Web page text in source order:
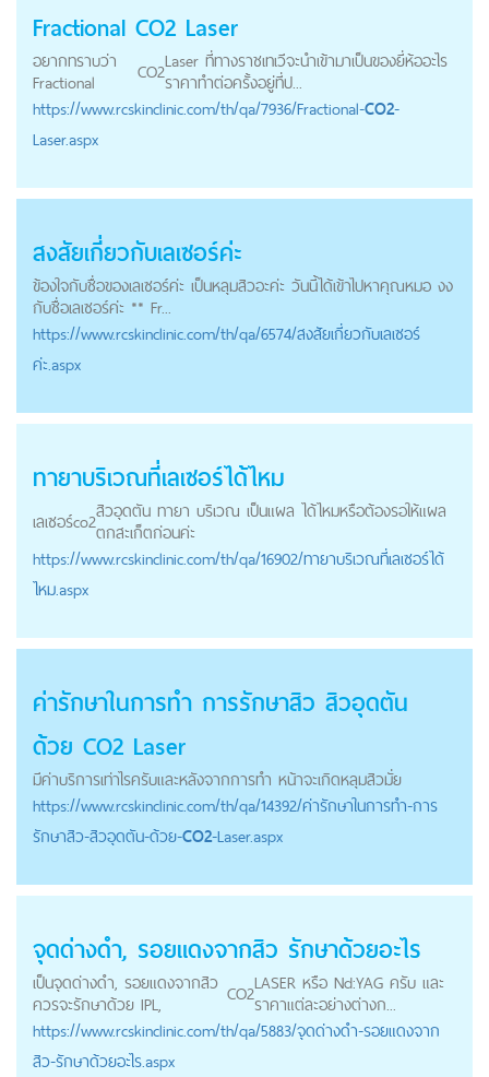
Fractional CO2 Laser
อยากทราบว่า
Fractional
CO2Laser ที่ทางราชเทเวีจะนำเข้ามาเป็นของยี่ห้ออะไร
ราคาทำต่อครั้งอยู่ที่ป...
https://www.rcskinclinic.com/th/qa/7936/Fractional-CO2-
Laser.aspx
สงสัยเกี่ยวกับเลเซอร์ค่ะ
ข้องใจกับชื่อของเลเซอร์ค่ะ เป็นหลุมสิวอะค่ะ วันนี้ได้เข้าไปหาคุณหมอ งง
กับชื่อเลเซอร์ค่ะ ** Fr...
https://www.rcskinclinic.com/th/qa/6574/สงสัยเกี่ยวกับเลเซอร์
ค่ะ.aspx
ทายาบริเวณที่เลเซอร์ได้ไหม
เลเซอร์co2สิวอุดตัน ทายา บริเวณ เป็นแผล ได้ไหมหรือต้องรอให้แผล
ตกสะเก็ตก่อนค่ะ
https://www.rcskinclinic.com/th/qa/16902/ทายาบริเวณที่เลเซอร์ได้
ไหม.aspx
ค่ารักษาในการทำ การรักษาสิว สิวอุดตัน
ด้วย CO2 Laser
มีค่าบริการเท่าไรครับและหลังจากการทำ หน้าจะเกิดหลุมสิวมั่ย
https://www.rcskinclinic.com/th/qa/14392/ค่ารักษาในการทำ-การ
รักษาสิว-สิวอุดตัน-ด้วย-CO2-Laser.aspx
จุดด่างดำ, รอยแดงจากสิว รักษาด้วยอะไร
เป็นจุดด่างดำ, รอยแดงจากสิว
ควรจะรักษาด้วย IPL,
CO2LASER หรือ Nd:YAG ครับ และ
ราคาแต่ละอย่างต่างก...
https://www.rcskinclinic.com/th/qa/5883/จุดด่างดำ-รอยแดงจาก
สิว-รักษาด้วยอะไร.aspx